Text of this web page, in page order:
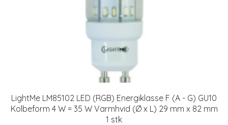
LightMe LM85102 LED (RGB) Energiklasse F (A - G) GU10
Kolbeform 4 W = 35 W Varmhvid (Ø x L) 29 mm x 82 mm
1 stk